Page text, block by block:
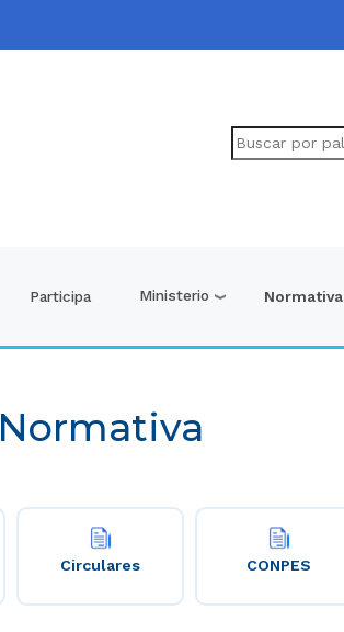
Participa Ministerio Normativa
Normativa
Circulares CONPES